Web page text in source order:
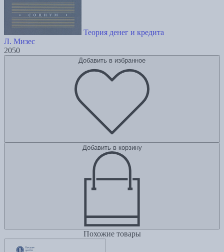
Теория денег и кредита
Л. Мизес
2050
Добавить в избранное
Добавить в корзину
Похожие товары